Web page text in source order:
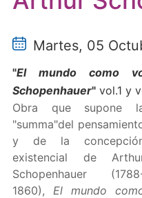
Martes, 05
"El mundo como
Schopenhauer"vol.1 y
Obra que supone
"summa"del
y de la
existencial de
Schopenhauer
1860), El mundo